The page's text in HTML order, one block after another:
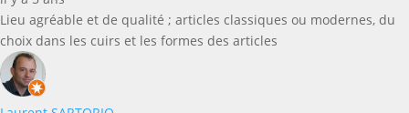
Lieu agréable et de qualité ; articles classiques ou modernes, du
choix dans les cuirs et les formes des articles